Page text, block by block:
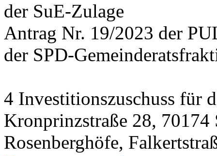
der SuE-Zulage
Antrag Nr. 19/2023 der
der SPD-
4 Investitionszuschuss für
Kronprinzstraße 28,
Rosenberghöfe,